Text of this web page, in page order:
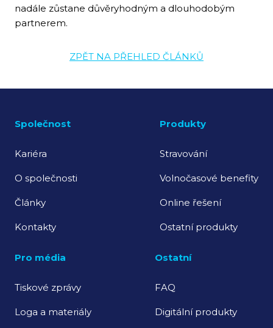
nadále zůstane důvěryhodným a dlouhodobým
partnerem.
ZPĚT NA PŘEHLED ČLÁNKŮ
Společnost
Kariéra
O společnosti
Články
Kontakty
Produkty
Stravování
Volnočasové benefity
Online řešení
Ostatní produkty
Pro média
Tiskové zprávy
Loga a materiály
Ostatní
FAQ
Digitální produkty